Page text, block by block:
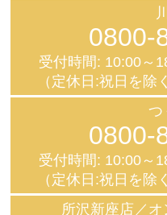
0800-
受付時間: 10:00～
（定休日:祝日を除
つ
0800-
受付時間: 10:00～
（定休日:祝日を除
所沢新座店／